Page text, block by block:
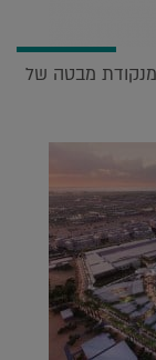
מבטה של